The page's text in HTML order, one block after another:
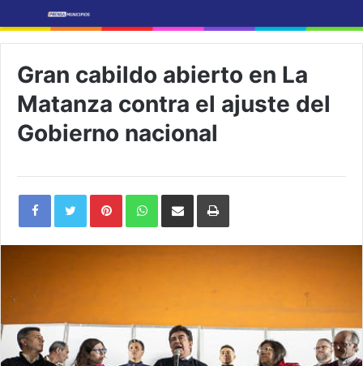
Gran cabildo abierto en La
Matanza contra el ajuste del
Gobierno nacional
PinterestWhatsAppShare
Email
Print